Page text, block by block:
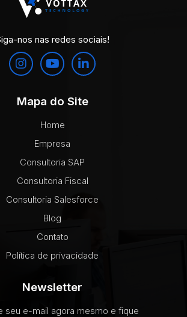
nos nas redes sociais!
Mapa do Site
Home
Empresa
Consultoria SAP
Consultoria Fiscal
Consultoria Salesforce
Blog
Contato
Política de privacidade
Newsletter
seu e-mail agora mesmo e fique